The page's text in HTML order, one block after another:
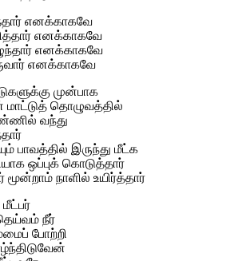
எனக்காகவே
எனக்காகவே
எனக்காகவே
எனக்காகவே
முன்பாக
தொழுவத்தில்
வந்து
பாவத்தில் இருந்து மீட்க
ஒப்புக் கொடுத்தார்
மூன்றாம் நாளில் உயிர்த்தார்
நீர்
போற்றி